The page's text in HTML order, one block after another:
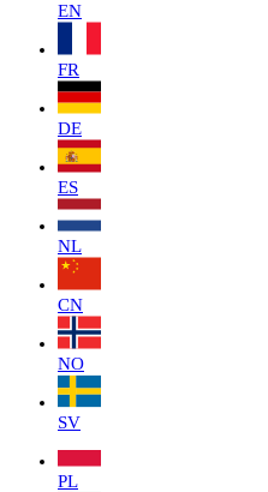
EN
FR
DE
ES
NL
CN
NO
SV
PL